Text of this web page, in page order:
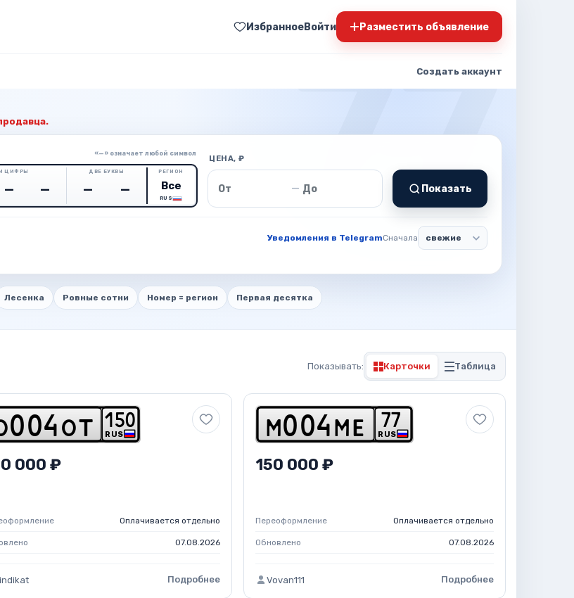
ИзбранноеВойти + Разместить объявление
Создать аккаунт
«—» означает любой символ
ЦИФРЫ ДВЕ БУКВЫ РЕГИОН
RUS
ЦЕНА, ₽
Цена от — Цена до Показать
Уведомления в TelegramСначала
Лесенка Ровные сотни Номер = регион Первая десятка
Показывать: Карточки Таблица
0 04 o t RUS
1 50
000 ₽
Оплачивается отдельно
07.08.2026
Подробнее
m 0 04 m e RUS
7 7
150 000 ₽
Переоформление Оплачивается отдельно
Обновлено 07.08.2026
Vovan111 Подробнее